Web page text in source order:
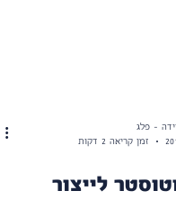
- פלג
זמן קריאה 2 דקות
לייצור